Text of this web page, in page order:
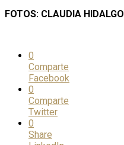
FOTOS: CLAUDIA HIDALGO
0
Comparte
Facebook
0
Comparte
Twitter
0
Share